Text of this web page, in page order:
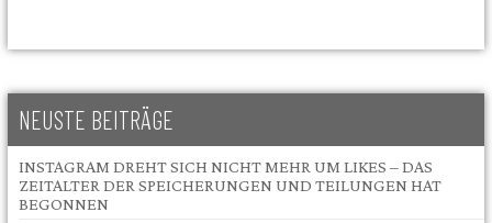
NEUSTE BEITRÄGE
INSTAGRAM DREHT SICH NICHT MEHR UM LIKES – DAS
ZEITALTER DER SPEICHERUNGEN UND TEILUNGEN HAT
BEGONNEN